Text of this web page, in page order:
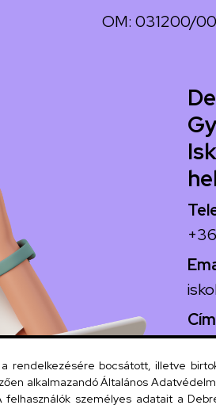
OM: 031200/
Cím
rendelkezésére bocsátott, illetve
alkalmazandó Általános
személyes adatait a